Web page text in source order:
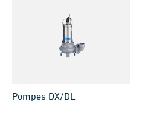
Pompes DX/DL